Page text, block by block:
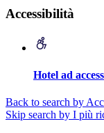
Accessibilità
Hotel ad
Back to search by
Skip search by I più